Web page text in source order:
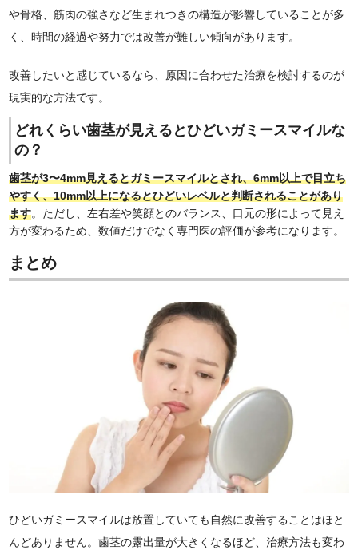
や骨格、筋肉の強さなど生まれつきの構造が影響していることが多
く、時間の経過や努力では改善が難しい傾向があります。
改善したいと感じているなら、原因に合わせた治療を検討するのが
現実的な方法です。
どれくらい歯茎が見えるとひどいガミースマイルな
の？
歯茎が3〜4mm見えるとガミースマイルとされ、6mm以上で目立ち
やすく、10mm以上になるとひどいレベルと判断されることがあり
ます。ただし、左右差や笑顔とのバランス、口元の形によって見え
方が変わるため、数値だけでなく専門医の評価が参考になります。
まとめ
ひどいガミースマイルは放置していても自然に改善することはほと
んどありません。歯茎の露出量が大きくなるほど、治療方法も変わ